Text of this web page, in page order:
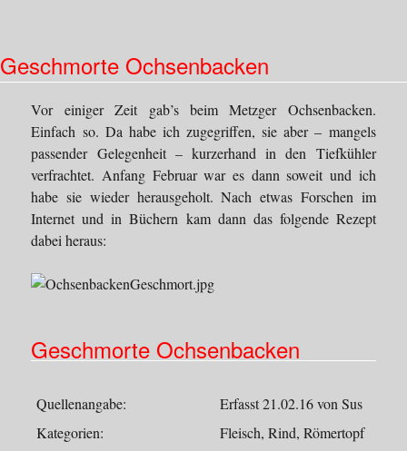
dem
Römertopf
Geschmorte Ochsenbacken
Vor einiger Zeit gab’s beim Metzger Ochsenbacken.
Einfach so. Da habe ich zugegriffen, sie aber – mangels
passender Gelegenheit – kurzerhand in den Tiefkühler
verfrachtet. Anfang Februar war es dann soweit und ich
habe sie wieder herausgeholt. Nach etwas Forschen im
Internet und in Büchern kam dann das folgende Rezept
dabei heraus:
Geschmorte Ochsenbacken
Quellenangabe:
Erfasst 21.02.16 von Sus
Kategorien:
Fleisch, Rind, Römertopf